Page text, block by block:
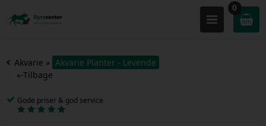
0
Akvarie » Akvarie Planter - Levende
«-Tilbage
Gode priser & god service